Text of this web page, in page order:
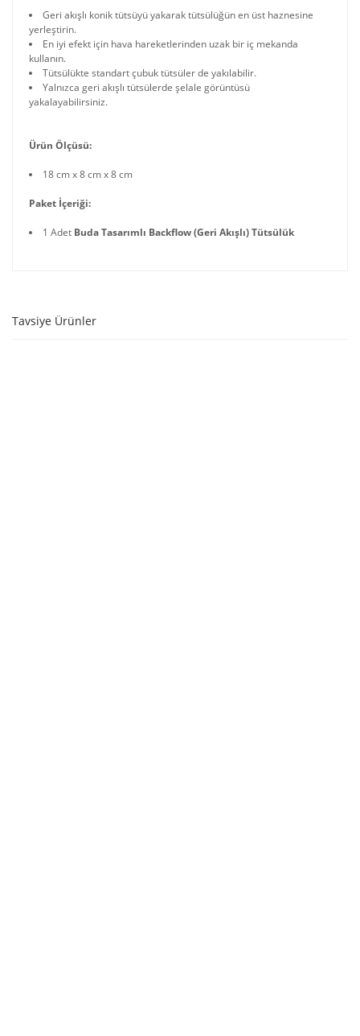
Geri akışlı konik tütsüyü yakarak tütsülüğün en üst haznesine
yerleştirin.
En iyi efekt için hava hareketlerinden uzak bir iç mekanda
kullanın.
Tütsülükte standart çubuk tütsüler de yakılabilir.
Yalnızca geri akışlı tütsülerde şelale görüntüsü
yakalayabilirsiniz.
Ürün Ölçüsü:
18 cm x 8 cm x 8 cm
Paket İçeriği:
1 Adet Buda Tasarımlı Backflow (Geri Akışlı) Tütsülük
Tavsiye Ürünler